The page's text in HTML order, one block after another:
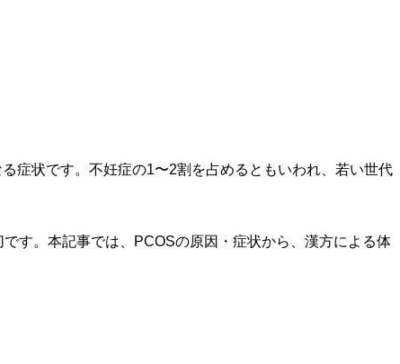
症状です。不妊症の1〜2割を占めるともいわれ、若い世代
す。本記事では、PCOSの原因・症状から、漢方による体